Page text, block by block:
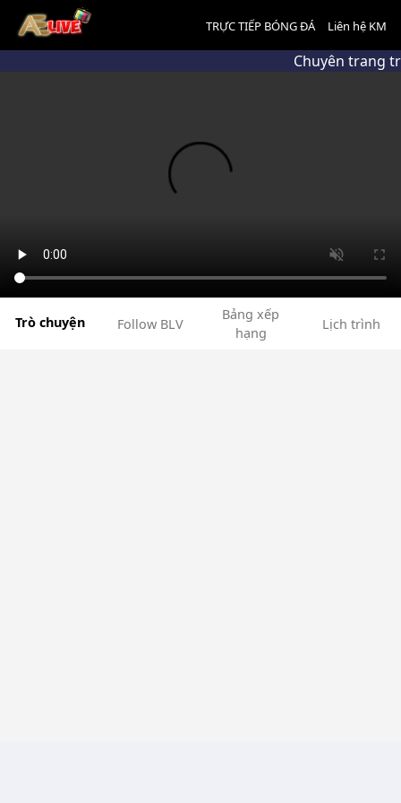
TRỰC TIẾP BÓNG ĐÁ Liên hệ KM
Chuyên trang
Trò chuyện Follow BLV
Bảng xếp
hạng
Lịch trình